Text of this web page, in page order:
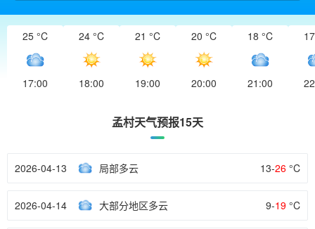
25 °C
17:00
24 °C
18:00
21 °C
19:00
20 °C
20:00
18 °C
21:00
孟村天气预报15天
2026-04-13 局部多云 13-26 °C
2026-04-14 大部分地区多云 9-19 °C